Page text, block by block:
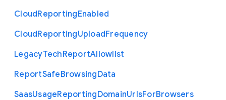
CloudReportingEnabled
CloudReportingUploadFrequency
LegacyTechReportAllowlist
ReportSafeBrowsingData
SaasUsageReportingDomainUrlsForBrowsers